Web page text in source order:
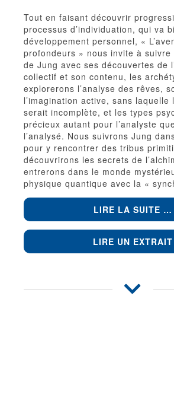
Tout en faisant découvrir
processus d’individuation, qui va
développement personnel, «
profondeurs » nous invite à
de Jung avec ses découvertes de
collectif et son contenu, les
explorerons l’analyse des rêves,
l’imagination active, sans laquelle
serait incomplète, et les types
précieux autant pour l’analyste
l’analysé. Nous suivrons Jung
pour y rencontrer des tribus
découvrirons les secrets de
entrerons dans le monde
physique quantique avec la «
LIRE LA SUITE …
LIRE UN EXTRAIT